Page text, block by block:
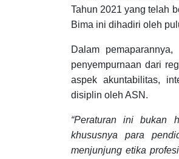
Tahun 2021 yang telah
Bima ini dihadiri oleh
Dalam
penyempurnaan dari
aspek akuntabilitas,
disiplin oleh ASN.
“Peraturan ini bukan
khususnya para
menjunjung etika